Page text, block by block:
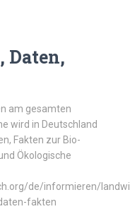
Daten,
am gesamten
wird in Deutschland
Fakten zur Bio-
Ökologische
de/informieren/
fakten